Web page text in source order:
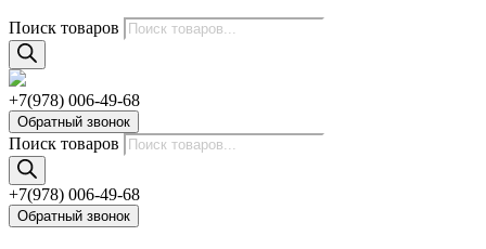
Поиск товаров
+7(978) 006-49-68
Обратный звонок
Поиск товаров
+7(978) 006-49-68
Обратный звонок